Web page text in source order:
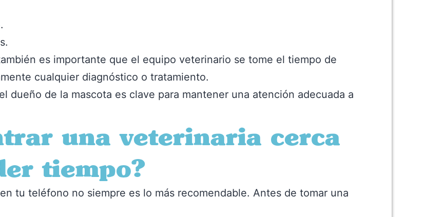
es importante que el equipo veterinario se tome el tiempo de
cualquier diagnóstico o tratamiento.
dueño de la mascota es clave para mantener una atención adecuada a
una veterinaria cerca
tiempo?
tu teléfono no siempre es lo más recomendable. Antes de tomar una